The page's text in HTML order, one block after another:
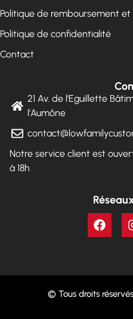
Politique de remboursement et
Politique de confidentialité
Contact
21 Av. de l'Eguillette
l'Aumône
Notre service client est
à 18h
© Tous droits